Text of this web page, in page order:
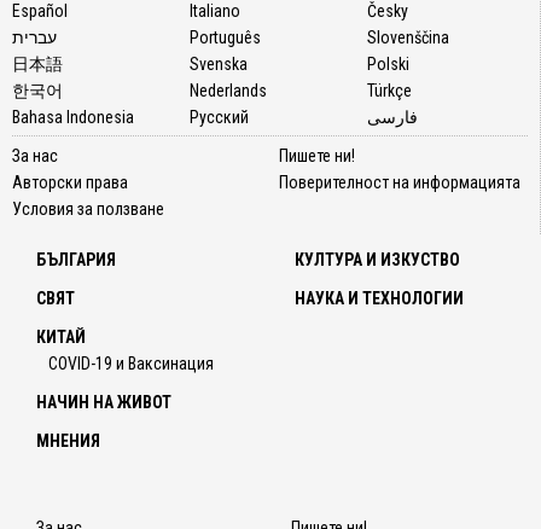
Español
עברית
日本語
한국어
Bahasa Indonesia
Italiano
Português
Svenska
Nederlands
Русский
Česky
Slovenščina
Polski
Türkçe
فارسی
За нас
Авторски права
Условия за ползване
Пишете ни!
Поверителност на информацията
БЪЛГАРИЯ
СВЯТ
КИТАЙ
COVID-19 и Ваксинация
КУЛТУРА И ИЗКУСТВО
НАУКА И ТЕХНОЛОГИИ
НАЧИН НА ЖИВОТ
МНЕНИЯ